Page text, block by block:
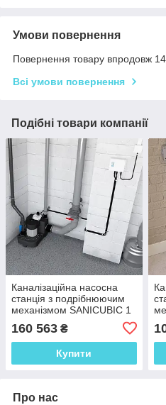
Умови повернення
Повернення товару впродовж
Всі умови повернення
Подібні товари компанії
Каналізаційна насосна
станція з подрібнюючим
механізмом SANICUBIC 1
160 563 ₴
Купити
Про нас